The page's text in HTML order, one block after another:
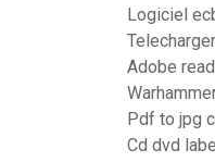
Logiciel
Adobe
Pdf to jpg
Cd dvd